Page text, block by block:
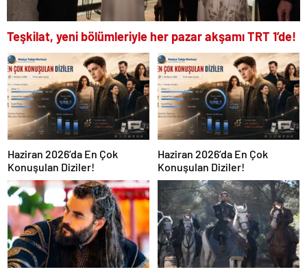
Teşkilat, yeni bölümleriyle her pazar akşamı TRT 1’de!
Haziran 2026’da En Çok
Konuşulan Diziler!
Haziran 2026’da En Çok
Konuşulan Diziler!